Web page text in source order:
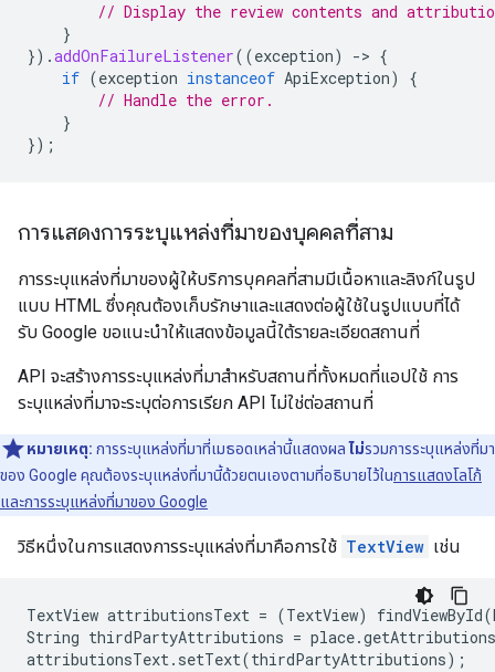
// Display the review contents and
}
}).addOnFailureListener((exception) -> {
if (exception instanceof ApiException)
{
// Handle the error.
}
});
การแสดงการระบุแหล่งที่มาของบุคคลที่สาม
การระบุแหล่งที่มาของผู้ให้บริการบุคคลที่สามมีเนื้อหาและลิงก์ในรูป
แบบ HTML ซึ่งคุณต้องเก็บรักษาและแสดงต่อผู้ใช้ในรูปแบบที่ได้
รับ Google ขอแนะนำให้แสดงข้อมูลนี้ใต้รายละเอียดสถานที่
API จะสร้างการระบุแหล่งที่มาสำหรับสถานที่ทั้งหมดที่แอปใช้ การ
ระบุแหล่งที่มาจะระบุต่อการเรียก API ไม่ใช่ต่อสถานที่
หมายเหตุ: การระบุแหล่งที่มาที่เมธอดเหล่านี้แสดงผลไม่รวมการระบุแหล่งที่มา
ของ Google คุณต้องระบุแหล่งที่มานี้ด้วยตนเองตามที่อธิบายไว้ในการแสดงโลโก้
และการระบุแหล่งที่มาของ Google
วิธีหนึ่งในการแสดงการระบุแหล่งที่มาคือการใช้ TextView เช่น
TextView attributionsText = (TextView)
String thirdPartyAttributions =
attributionsText.setText(thirdPartyAttributions);